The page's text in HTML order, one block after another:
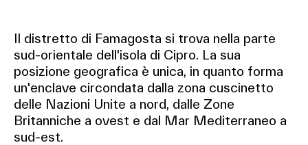
Il distretto di Famagosta si trova nella parte
sud-orientale dell'isola di Cipro. La sua
posizione geografica è unica, in quanto forma
un'enclave circondata dalla zona cuscinetto
delle Nazioni Unite a nord, dalle Zone
Britanniche a ovest e dal Mar Mediterraneo a
sud-est.